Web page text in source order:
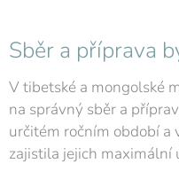
Sběr a příprava
V tibetské a mongolské
na správný sběr a
určitém ročním období a
zajistila jejich maximální